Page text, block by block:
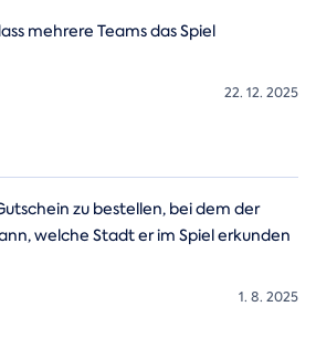
mehrere Teams das Spiel
22. 12. 2025
zu bestellen, bei dem der
welche Stadt er im Spiel erkunden
1. 8. 2025